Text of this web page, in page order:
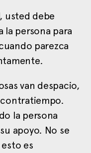
usted debe
la persona para
parezca
van despacio,
la persona
apoyo. No se
es